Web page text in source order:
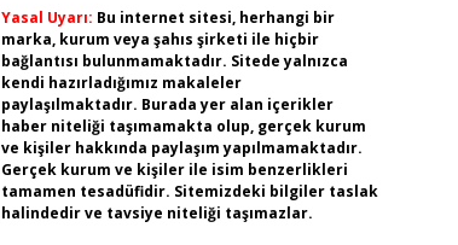
Yasal Uyarı: Bu internet sitesi, herhangi bir
marka, kurum veya şahıs şirketi ile hiçbir
bağlantısı bulunmamaktadır. Sitede yalnızca
kendi hazırladığımız makaleler
paylaşılmaktadır. Burada yer alan içerikler
haber niteliği taşımamakta olup, gerçek kurum
ve kişiler hakkında paylaşım yapılmamaktadır.
Gerçek kurum ve kişiler ile isim benzerlikleri
tamamen tesadüfidir. Sitemizdeki bilgiler taslak
halindedir ve tavsiye niteliği taşımazlar.